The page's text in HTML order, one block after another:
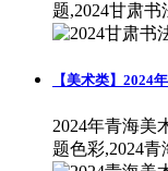
题,2024甘肃书
【美术类】2024
2024年青海美
题色彩,2024青